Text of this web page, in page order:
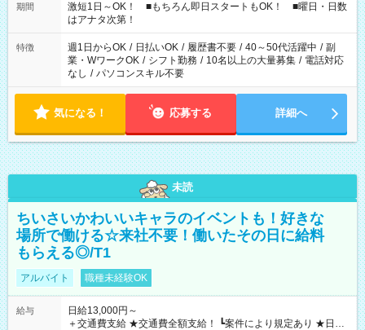
期間
激短1日～OK！ ■もちろん即日スタートもOK！ ■曜日・日数
はアナタ次第！
特徴 週1日からOK / 日払いOK / 履歴書不要 / 40～50代活躍中 / 副
業・WワークOK / シフト勤務 / 10名以上の大量募集 / 電話対応
なし / パソコンスキル不要
気になる！ 応募する 詳細へ
未読
ちいさいかわいいキャラのイベントも！好きな
場所で働ける☆来社不要！働いたその日に給料
もらえる◎/T1
アルバイト 職種未経験OK
給与
日給13,000円～
＋交通費支給 ★交通費全額支給！ ┗案件により規定あり ★日払